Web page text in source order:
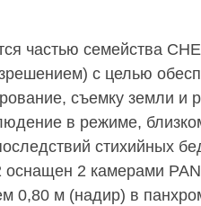
частью семейства
с целью
съемку земли и
в режиме,
стихийных
оснащен 2 камерами
0,80 м (надир) в